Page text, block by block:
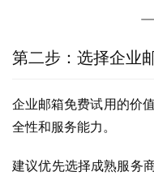
第二步：选择企业
企业邮箱免费试用的价
全性和服务能力。
建议优先选择成熟服务